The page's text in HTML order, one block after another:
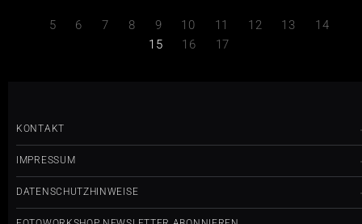
5 6 7 8 9 10 11 12 13
14
15
16 17
KONTAKT
IMPRESSUM
DATENSCHUTZHINWEISE